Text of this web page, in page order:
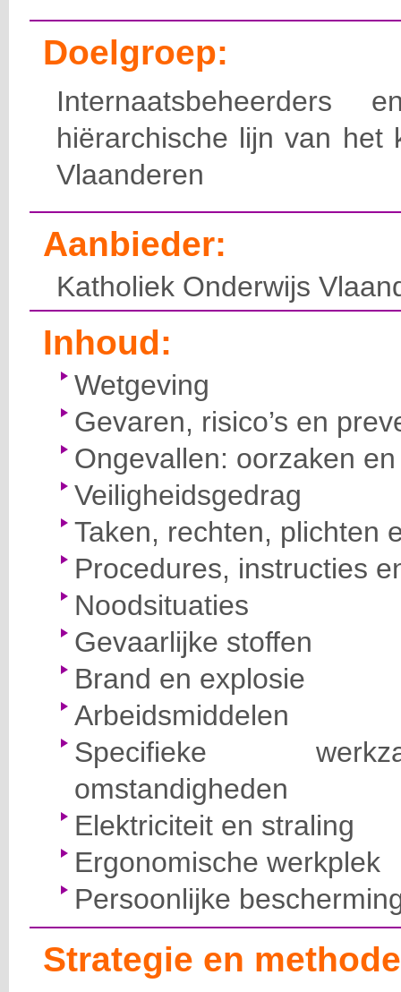
Doelgroep:
hiërarchische lijn van het
Vlaanderen
Aanbieder:
Katholiek Onderwijs
Inhoud:
Wetgeving
Gevaren, risico’s en
Ongevallen: oorzaken
Veiligheidsgedrag
Taken, rechten, plichten
Procedures, instructies
Noodsituaties
Gevaarlijke stoffen
Brand en explosie
Arbeidsmiddelen
Specifieke
omstandigheden
Elektriciteit en straling
Ergonomische werkplek
Persoonlijke
Strategie en